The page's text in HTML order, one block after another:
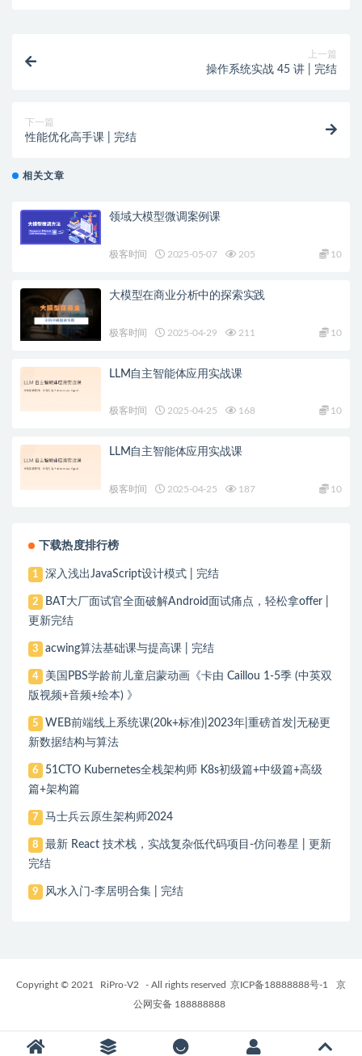
上一篇
操作系统实战 45 讲 | 完结
下一篇
性能优化高手课 | 完结
相关文章
领域大模型微调案例课
极客时间 2025-05-07 205 10
大模型在商业分析中的探索实践
极客时间 2025-04-29 211 10
LLM自主智能体应用实战课
极客时间 2025-04-25 168 10
LLM自主智能体应用实战课
极客时间 2025-04-25 187 10
下载热度排行榜
1 深入浅出JavaScript设计模式 | 完结
2
BAT大厂面试官全面破解Android面试痛点，轻松拿offer |
更新完结
3 acwing算法基础课与提高课 | 完结
4
美国PBS学龄前儿童启蒙动画《卡由 Caillou 1-5季 (中英双
版视频+音频+绘本) 》
5
WEB前端线上系统课(20k+标准)|2023年|重磅首发|无秘更
新数据结构与算法
6
51CTO Kubernetes全栈架构师 K8s初级篇+中级篇+高级
篇+架构篇
7 马士兵云原生架构师2024
8
最新 React 技术栈，实战复杂低代码项目-仿问卷星 | 更新
完结
9 风水入门-李居明合集 | 完结
Copyright © 2021 RiPro-V2 - All rights reserved 京ICP备18888888号-1
京
公网安备 188888888